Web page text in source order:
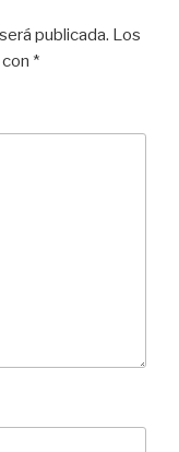
publicada. Los
*